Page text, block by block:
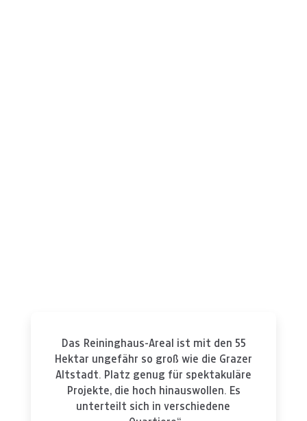
Das Reininghaus-Areal ist mit den 55
Hektar ungefähr so groß wie die Grazer
Altstadt. Platz genug für spektakuläre
Projekte, die hoch hinauswollen. Es
unterteilt sich in verschiedene